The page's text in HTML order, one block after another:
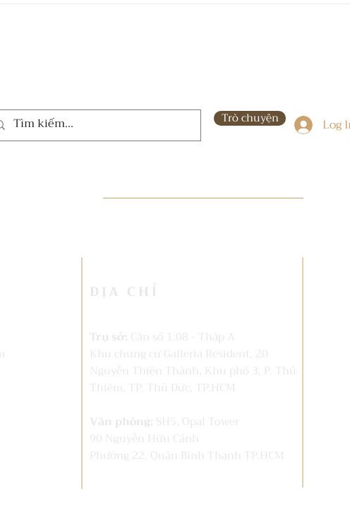
Trò chuyện Log
ĐỊA CHỈ
Trụ sở: Căn số 1.08 - Tháp A
Khu chung cư Galleria Resident, 20
Nguyễn Thiện Thành, Khu phố 3, P. Thủ
Thiêm,
TP. Thủ Đức, TP.HCM
Văn phòng: SH5, Opal Tower
90 Nguyễn Hữu Cảnh
Phường 22, Quận Bình Thạnh TP.HCM